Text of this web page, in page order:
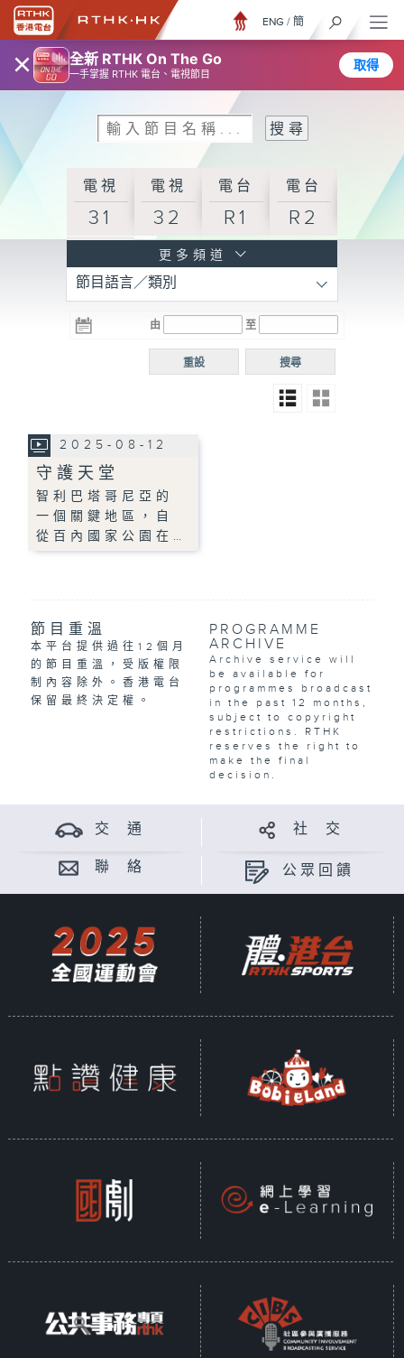
× 全新 RTHK On The Go
一手掌握 RTHK 電台、電視節目
取得
ENG / 簡
電視
31
電視
32
電台
R1
電台
R2
R3
電台 電台
R5
電台
普通
更多頻道
節目語言／類別
由 至
搜尋
重設
2025-08-12
守護天堂
智利巴塔哥尼亞的
一個關鍵地區，自
從百內國家公園在…
節目重溫
本平台提供過往12個月
的節目重溫，受版權限
制內容除外。香港電台
保留最終決定權。
PROGRAMME
ARCHIVE
Archive service will
be available for
programmes broadcast
in the past 12 months,
subject to copyright
restrictions. RTHK
reserves the right to
make the final
decision.
交 通 社 交
聯 絡 公眾回饋